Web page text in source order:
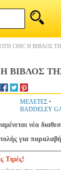
CHIC Η ΒΙΒΛΟΣ
Η ΒΙΒΛΟΣ
ΜΕΛΕΤΕΣ •
BADDELEY
νέα
για
Τιμές!